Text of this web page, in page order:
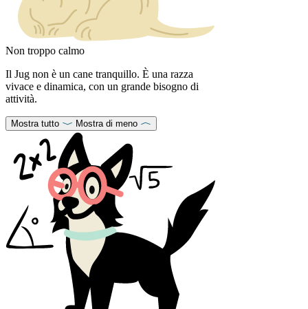
Non troppo calmo
Il Jug non è un cane tranquillo. È una razza
vivace e dinamica, con un grande bisogno di
attività.
Mostra tutto Mostra di meno